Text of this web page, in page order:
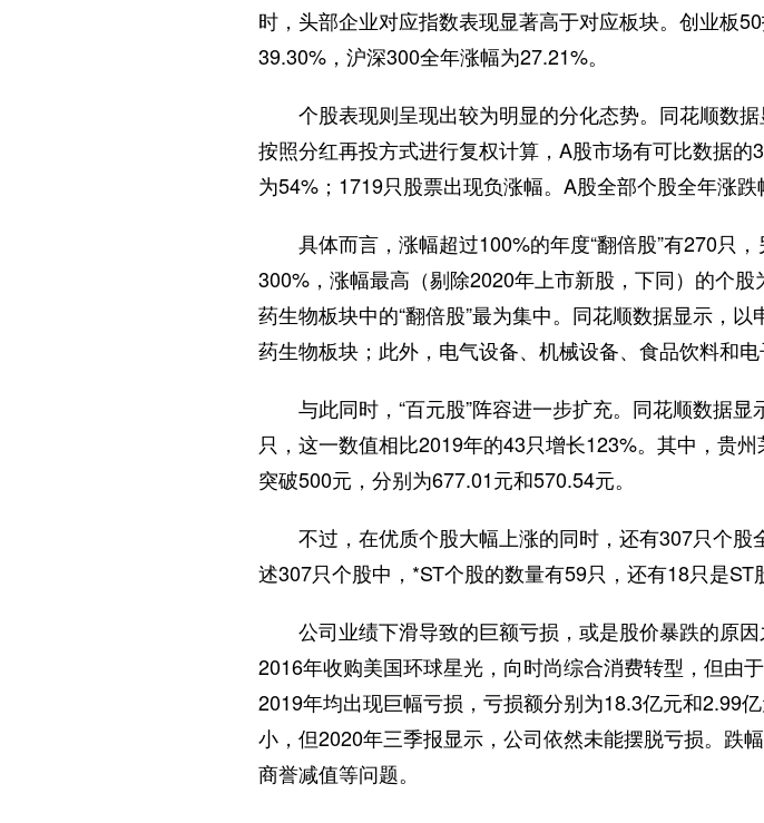
时，头部企业对应指数表现显著高于对应板块。创业板
39.30%，沪深300全年涨幅为27.21%。
个股表现则呈现出较为明显的分化态势。同花顺数据
按照分红再投方式进行复权计算，A股市场有可比数据
为54%；1719只股票出现负涨幅。A股全部个股全年涨跌
具体而言，涨幅超过100%的年度“翻倍股”有270只
300%，涨幅最高（剔除2020年上市新股，下同）的个
药生物板块中的“翻倍股”最为集中。同花顺数据显示，
药生物板块；此外，电气设备、机械设备、食品饮料和电
与此同时，“百元股”阵容进一步扩充。同花顺数据显
只，这一数值相比2019年的43只增长123%。其中，贵
突破500元，分别为677.01元和570.54元。
不过，在优质个股大幅上涨的同时，还有307只个股
述307只个股中，*ST个股的数量有59只，还有18只是ST
公司业绩下滑导致的巨额亏损，或是股价暴跌的原因
2016年收购美国环球星光，向时尚综合消费转型，但由
2019年均出现巨幅亏损，亏损额分别为18.3亿元和2.99
小，但2020年三季报显示，公司依然未能摆脱亏损。跌
商誉减值等问题。